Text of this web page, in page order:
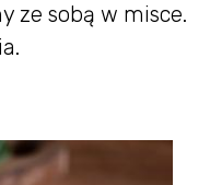
ze sobą w misce.